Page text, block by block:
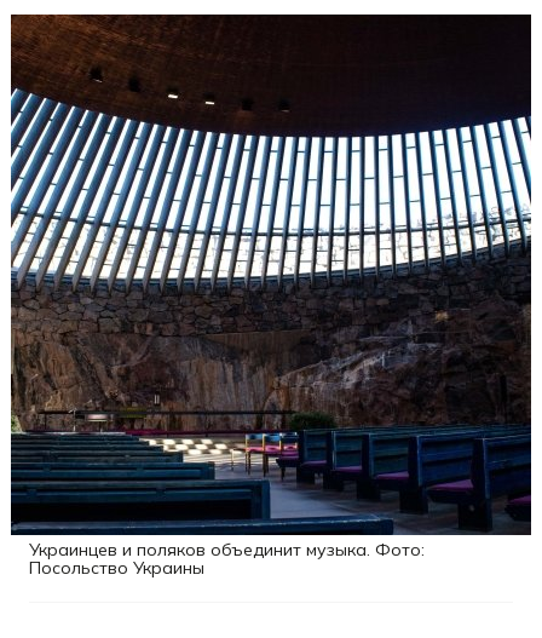
Украинцев и поляков объединит музыка. Фото:
Посольство Украины